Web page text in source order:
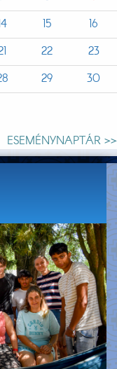
15
16
22
23
29
30
ESEMÉNYNAPTÁR >>